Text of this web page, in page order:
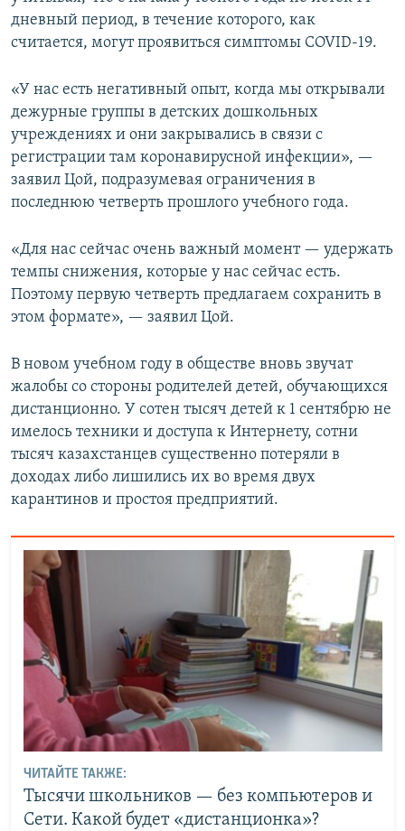
дневный период, в течение которого, как
считается, могут проявиться симптомы COVID-19.
«У нас есть негативный опыт, когда мы открывали
дежурные группы в детских дошкольных
учреждениях и они закрывались в связи с
регистрации там коронавирусной инфекции», —
заявил Цой, подразумевая ограничения в
последнюю четверть прошлого учебного года.
«Для нас сейчас очень важный момент — удержать
темпы снижения, которые у нас сейчас есть.
Поэтому первую четверть предлагаем сохранить в
этом формате», — заявил Цой.
В новом учебном году в обществе вновь звучат
жалобы со стороны родителей детей, обучающихся
дистанционно. У сотен тысяч детей к 1 сентябрю не
имелось техники и доступа к Интернету, сотни
тысяч казахстанцев существенно потеряли в
доходах либо лишились их во время двух
карантинов и простоя предприятий.
ЧИТАЙТЕ ТАКЖЕ:
Тысячи школьников — без компьютеров и
Сети. Какой будет «дистанционка»?